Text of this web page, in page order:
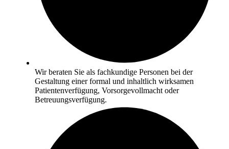
Wir beraten Sie als fachkundige Personen bei der
Gestaltung einer formal und inhaltlich wirksamen
Patientenverfügung, Vorsorgevollmacht oder
Betreuungsverfügung.